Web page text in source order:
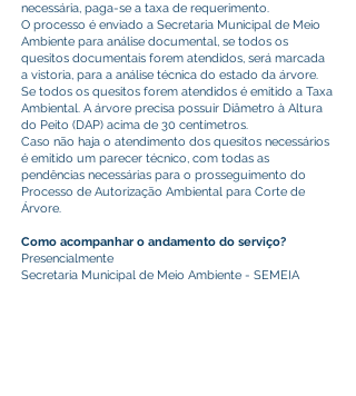
necessária, paga-se a taxa de requerimento.
O processo é enviado a Secretaria Municipal de Meio
Ambiente para análise documental, se todos os
quesitos documentais forem atendidos, será marcada
a vistoria, para a análise técnica do estado da árvore.
Se todos os quesitos forem atendidos é emitido a Taxa
Ambiental. A árvore precisa possuir Diâmetro à Altura
do Peito (DAP) acima de 30 centímetros.
Caso não haja o atendimento dos quesitos necessários
é emitido um parecer técnico, com todas as
pendências necessárias para o prosseguimento do
Processo de Autorização Ambiental para Corte de
Árvore.
Como acompanhar o andamento do serviço?
Presencialmente
Secretaria Municipal de Meio Ambiente - SEMEIA